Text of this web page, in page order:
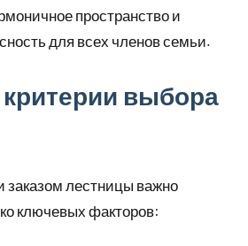
пространство и
для всех членов семьи.
выбора
заказом лестницы важно
ключевых факторов: